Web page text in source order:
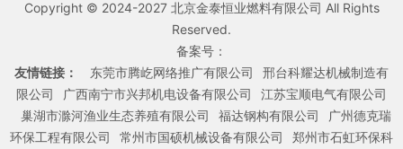
Copyright © 2024-2027 北京金泰恒业燃料有限公司 All Rights
Reserved.
备案号：
友情链接：
东莞市腾屹网络推广有限公司
邢台科耀达机械制造有
限公司
广西南宁市兴邦机电设备有限公司
江苏宝顺电气有限公司
巢湖市滁河渔业生态养殖有限公司
福达钢构有限公司
广州德克瑞
环保工程有限公司
常州市国硕机械设备有限公司
郑州市石虹环保科